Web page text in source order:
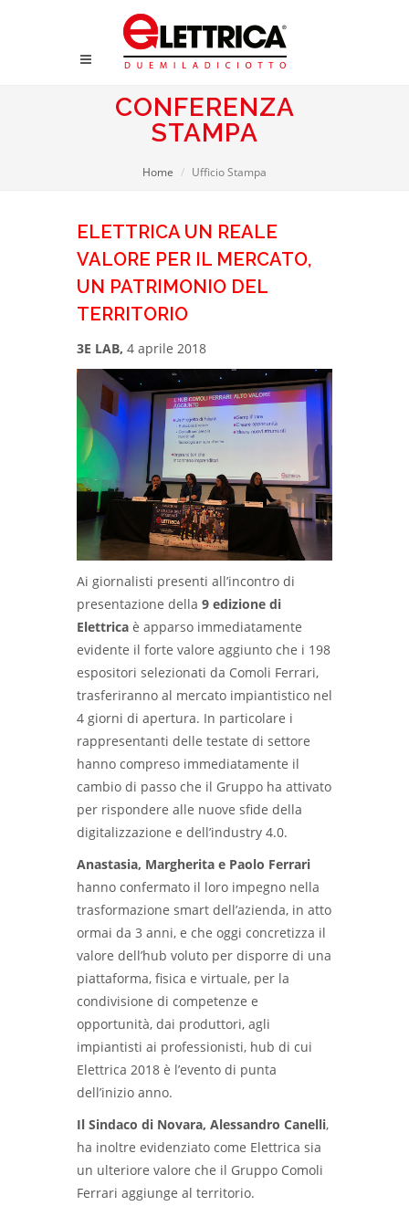
CONFERENZA
STAMPA
Home Ufficio Stampa
ELETTRICA UN REALE
VALORE PER IL MERCATO,
UN PATRIMONIO DEL
TERRITORIO
3E LAB, 4 aprile 2018
Ai giornalisti presenti all’incontro di
presentazione della 9 edizione di
Elettrica è apparso immediatamente
evidente il forte valore aggiunto che i 198
espositori selezionati da Comoli Ferrari,
trasferiranno al mercato impiantistico nel
4 giorni di apertura. In particolare i
rappresentanti delle testate di settore
hanno compreso immediatamente il
cambio di passo che il Gruppo ha attivato
per rispondere alle nuove sfide della
digitalizzazione e dell’industry 4.0.
Anastasia, Margherita e Paolo Ferrari
hanno confermato il loro impegno nella
trasformazione smart dell’azienda, in atto
ormai da 3 anni, e che oggi concretizza il
valore dell’hub voluto per disporre di una
piattaforma, fisica e virtuale, per la
condivisione di competenze e
opportunità, dai produttori, agli
impiantisti ai professionisti, hub di cui
Elettrica 2018 è l’evento di punta
dell’inizio anno.
Il Sindaco di Novara, Alessandro Canelli,
ha inoltre evidenziato come Elettrica sia
un ulteriore valore che il Gruppo Comoli
Ferrari aggiunge al territorio.